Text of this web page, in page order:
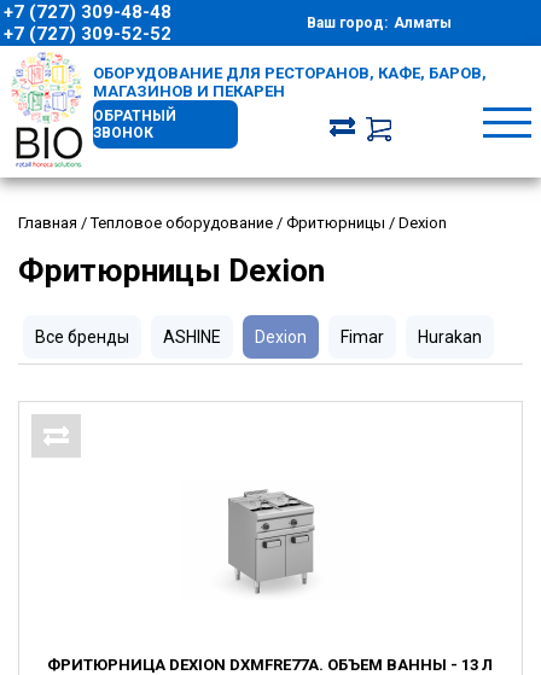
+7 (727) 309-48-48
+7 (727) 309-52-52
Ваш город: Алматы
ОБОРУДОВАНИЕ ДЛЯ РЕСТОРАНОВ, КАФЕ, БАРОВ,
МАГАЗИНОВ И ПЕКАРЕН
ОБРАТНЫЙ
ЗВОНОК
Главная /Тепловое оборудование / Фритюрницы / Dexion
Фритюрницы Dexion
Все бренды ASHINE Dexion Fimar Hurakan
ФРИТЮРНИЦА DEXION DXMFRE77A. ОБЪЕМ ВАННЫ - 13 Л